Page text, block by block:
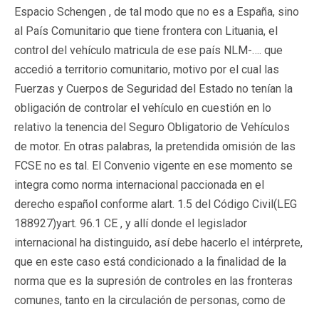
Espacio Schengen , de tal modo que no es a España, sino
al País Comunitario que tiene frontera con Lituania, el
control del vehículo matricula de ese país NLM-…. que
accedió a territorio comunitario, motivo por el cual las
Fuerzas y Cuerpos de Seguridad del Estado no tenían la
obligación de controlar el vehículo en cuestión en lo
relativo la tenencia del Seguro Obligatorio de Vehículos
de motor. En otras palabras, la pretendida omisión de las
FCSE no es tal. El Convenio vigente en ese momento se
integra como norma internacional paccionada en el
derecho español conforme alart. 1.5 del Código Civil(LEG
188927)yart. 96.1 CE , y allí donde el legislador
internacional ha distinguido, así debe hacerlo el intérprete,
que en este caso está condicionado a la finalidad de la
norma que es la supresión de controles en las fronteras
comunes, tanto en la circulación de personas, como de